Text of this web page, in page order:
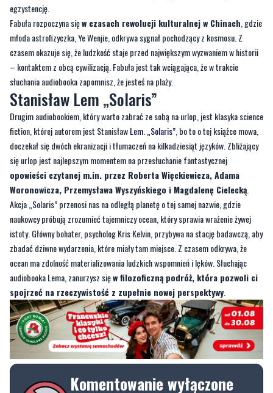
czasem okazuje się, że ludzkość staje przed największym wyzwaniem w historii
– kontaktem z obcą cywilizacją. Fabuła jest tak wciągająca, że w trakcie
słuchania audiobooka zapomnisz, że jesteś na plaży.
Stanisław Lem „Solaris”
Drugim audiobookiem, który warto zabrać ze sobą na urlop, jest klasyka science
fiction, której autorem jest StanisławLem. „Solaris”
doczekał się dwóch ekranizacji i tłumaczeń na kilkadziesiąt języków. Zbliżający
się urlop jest najlepszym momentem na przesłuchanie fantastycznej
opowieści czytanej m.in. przez Roberta Więckiewicza, Adama
Woronowicza, Przemysława Wyszyńskiego i Magdalenę Cielecką.
Akcja „Solaris” przenosi nas na odległą planetę o tej samej nazwie, gdzie
naukowcy próbują zrozumieć tajemniczy ocean, który sprawia wrażenie żywej
istoty. Główny bohater, psycholog Kris Kelvin, przybywa na stację badawczą, aby
zbadać dziwne wydarzenia, które miały tam miejsce. Z czasem odkrywa, że
ocean ma zdolność materializowania ludzkich wspomnień i lęków. Słuchając
audiobooka Lema, zanurzysz sięw filozoficzną podróż, która pozwoli ci
spojrzeć na rzeczywistość z zupełnie nowej perspektywy.
Komentowanie wyłączone
Ten artykuł nie umożliwia dodawania
wyłączona przez autora lub redakcję.